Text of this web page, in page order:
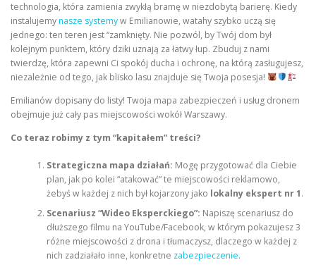
technologia, która zamienia zwykłą bramę w niezdobytą barierę. Kiedy
instalujemynasze systemyw Emilianowie, watahy szybko uczą się
jednego: ten teren jest “zamknięty. Nie pozwól, by Twój dom był
kolejnym punktem, który dziki uznają za łatwy łup. Zbuduj z nami
twierdzę, która zapewni Ci spokój ducha i ochronę, na którą zasługujesz,
niezależnie od tego, jak blisko lasu znajduje się Twoja posesja!
Emilianów dopisany do listy! Twoja mapa zabezpieczeń i usług dronem
obejmuje już cały pas miejscowości wokół Warszawy.
Co teraz robimy z tym “kapitałem” treści?
Strategiczna mapa działań: Mogę przygotować dla Ciebie
plan, jak po kolei “atakować” te miejscowości reklamowo,
żebyś w każdej z nich był kojarzony jako lokalny ekspert nr 1.
Scenariusz “Wideo Eksperckiego”: Napiszę scenariusz do
dłuższego filmu na YouTube/Facebook, w którym pokazujesz 3
różne miejscowości z drona i tłumaczysz, dlaczego w każdej z
nich zadziałało inne, konkretne zabezpieczenie.